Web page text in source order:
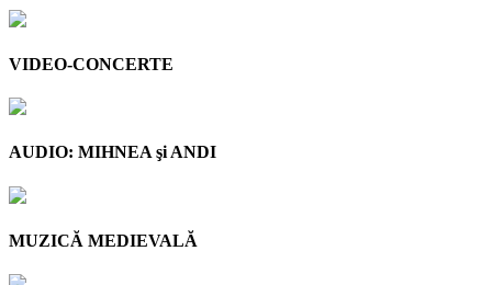
VIDEO-CONCERTE
AUDIO: MIHNEA şi ANDI
MUZICĂ MEDIEVALĂ